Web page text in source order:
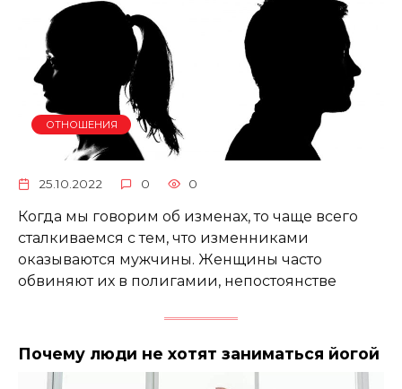
ОТНОШЕНИЯ
25.10.2022 0 0
Когда мы говорим об изменах, то чаще всего
сталкиваемся с тем, что изменниками
оказываются мужчины. Женщины часто
обвиняют их в полигамии, непостоянстве
Почему люди не хотят заниматься йогой